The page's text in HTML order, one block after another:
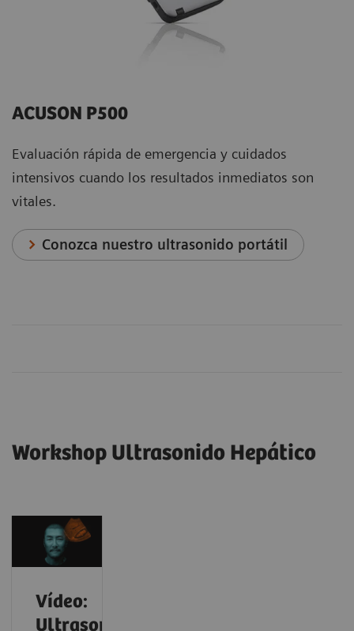
ACUSON P500
Evaluación rápida de emergencia y cuidados
intensivos cuando los resultados inmediatos son
vitales.
Conozca nuestro ultrasonido portátil
Workshop Ultrasonido Hepático
Vídeo:
Ultrasonido